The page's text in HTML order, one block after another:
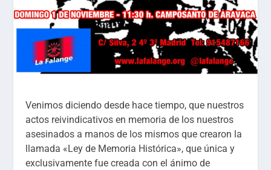
Venimos diciendo desde hace tiempo, que nuestros
actos reivindicativos en memoria de los nuestros
asesinados a manos de los mismos que crearon la
llamada «Ley de Memoria Histórica», que única y
exclusivamente fue creada con el ánimo de